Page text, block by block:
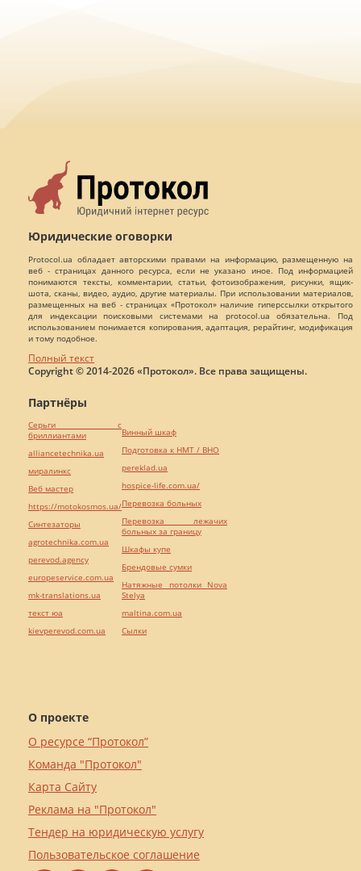
Юридические оговорки
Protocol.ua обладает авторскими правами на информацию, размещенную на
веб - страницах данного ресурса, если не указано иное. Под информацией
понимаются тексты, комментарии, статьи, фотоизображения, рисунки, ящик-
шота, сканы, видео, аудио, другие материалы. При использовании материалов,
размещенных на веб - страницах «Протокол» наличие гиперссылки открытого
для индексации поисковыми системами на protocol.ua обязательна. Под
использованием понимается копирования, адаптация, рерайтинг, модификация
и тому подобное.
Полный текст
Copyright © 2014-2026 «Протокол». Все права защищены.
О проекте
О ресурсе “Протокол”
Команда "Протокол"
Карта Сайту
Реклама на "Протокол"
Тендер на юридическую услугу
Пользовательское соглашение
Партнёры
Серьги с
бриллиантами
alliancetechnika.ua
миралинкс
Веб мастер
https://motokosmos.ua/
Синтезаторы
agrotechnika.com.ua
perevod.agency
europeservice.com.ua
mk-translations.ua
текст юа
kievperevod.com.ua
Винный шкаф
Подготовка к НМТ / ВНО
pereklad.ua
hospice-life.com.ua/
Перевозка больных
Перевозка лежачих
больных за границу
Шкафы купе
Брендовые сумки
Натяжные потолки Nova
Stelya
maltina.com.ua
Cылки